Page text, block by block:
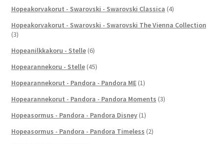
Hopeakorvakorut - Swarovski - Swarovski Classica (4)
Hopeakorvakorut - Swarovski - Swarovski The Vienna Collection
(3)
Hopeanilkkakoru - Stelle (6)
Hopearannekoru - Stelle (45)
Hopearannekorut - Pandora - Pandora ME (1)
Hopearannekorut - Pandora - Pandora Moments (3)
Hopeasormus - Pandora - Pandora Disney (1)
Hopeasormus - Pandora - Pandora Timeless (2)